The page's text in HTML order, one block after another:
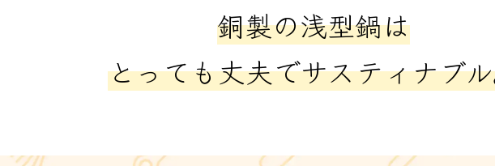
銅製の浅型鍋は
とっても丈夫でサスティナブ